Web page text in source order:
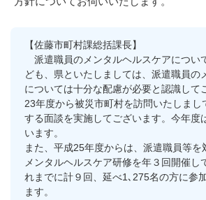
【佐藤市町村課総括課長】
派遣職員のメンタルヘルスケアについ
ども、県といたしましては、派遣職員の
については十分な配慮が必要と認識して
23年度から被災市町村を訪問いたしまし
する面談を実施してございます。今年度
います。
また、平成25年度からは、派遣職員等を
メンタルヘルスケア研修を年３回開催し
れまでに計９回、延べ1､275名の方に参
ます。